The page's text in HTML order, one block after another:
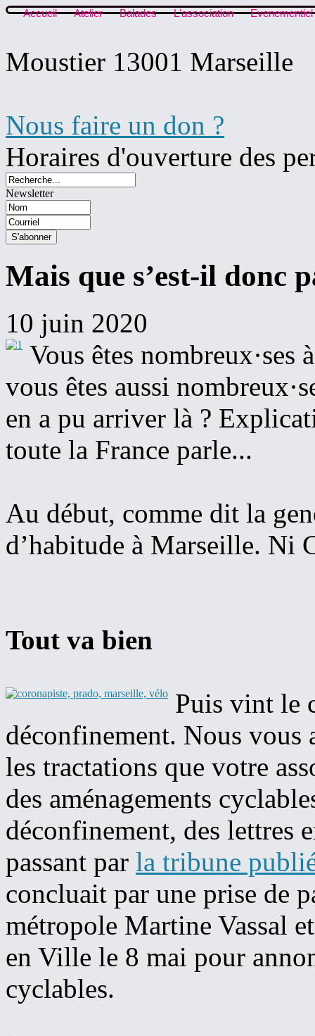
Accueil Atelier Balades L'association Evenementiel
Moustier 13001 Marseille
Nous faire un don ?
Horaires d'ouverture des
Newsletter
Mais que s’est-il donc
10 juin 2020
Vous êtes
vous êtes aussi
en a pu arriver là ?
toute la France parle...
Au début, comme dit la
d’habitude à Marseille. Ni
Tout va bien
Puis vint le
déconfinement. Nous
les tractations que votre
des aménagements
déconfinement, des lettres
passant par la tribune
concluait par une prise de
métropole Martine Vassal
en Ville le 8 mai pour
cyclables.